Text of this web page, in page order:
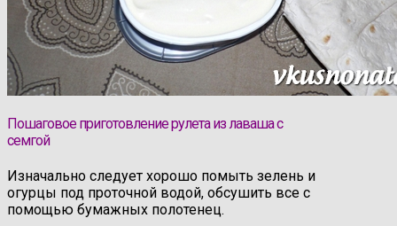
Пошаговое приготовление рулета из лаваша с
семгой
Изначально следует хорошо помыть зелень и
огурцы под проточной водой, обсушить все с
помощью бумажных полотенец.